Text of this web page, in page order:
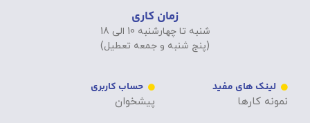
زمان کاری
شنبه تا چهارشنبه 10 الی 18
(پنج شنبه و جمعه تعطیل)
لینک های مفید
نمونه کارها
حساب کاربری
پیشخوان